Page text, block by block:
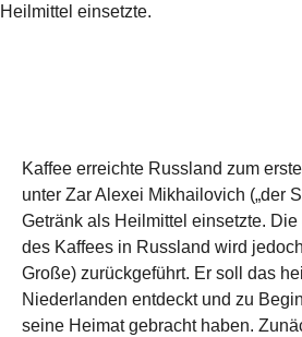
Heilmittel einsetzte.
Kaffee erreichte Russland zum
unter Zar Alexei Mikhailovich („der
Getränk als Heilmittel einsetzte.
des Kaffees in Russland wird
Große) zurückgeführt. Er soll das
Niederlanden entdeckt und zu
seine Heimat gebracht haben.